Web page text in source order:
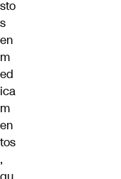
sto
s
en
m
ed
ica
m
en
tos
,